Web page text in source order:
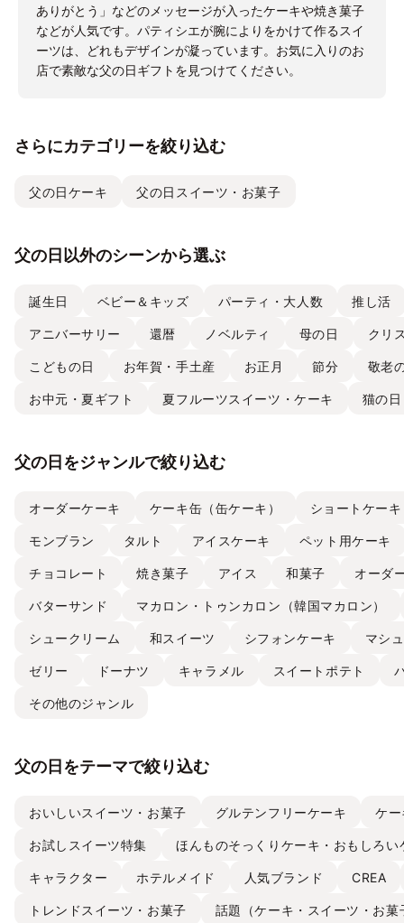
ありがとう」などのメッセージが入ったケーキや焼き菓子
などが人気です。パティシエが腕によりをかけて作るスイ
ーツは、どれもデザインが凝っています。お気に入りのお
店で素敵な父の日ギフトを見つけてください。
さらにカテゴリーを絞り込む
父の日ケーキ 父の日スイーツ・お菓子
父の日以外のシーンから選ぶ
誕生日 ベビー＆キッズ パーティ・大人数 推し活
アニバーサリー 還暦 ノベルティ 母の日 クリ
こどもの日 お年賀・手土産 お正月 節分 敬老
お中元・夏ギフト 夏フルーツスイーツ・ケーキ 猫の日
父の日をジャンルで絞り込む
オーダーケーキ ケーキ缶（缶ケーキ） ショートケー
モンブラン タルト アイスケーキ ペット用ケーキ
チョコレート 焼き菓子 アイス 和菓子 オーダ
バターサンド マカロン・トゥンカロン（韓国マカロン）
シュークリーム 和スイーツ シフォンケーキ マシ
ゼリー ドーナツ キャラメル スイートポテト
その他のジャンル
父の日をテーマで絞り込む
おいしいスイーツ・お菓子 グルテンフリーケーキ ケ
お試しスイーツ特集 ほんものそっくりケーキ・おもしろい
キャラクター ホテルメイド 人気ブランド CREA
トレンドスイーツ・お菓子 話題（ケーキ・スイーツ・お菓